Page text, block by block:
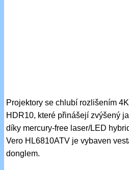
Projektory se chlubí rozlišením
HDR10, které přinášejí zvýšený
díky mercury-free laser/LED
Vero HL6810ATV je vybaven
donglem.